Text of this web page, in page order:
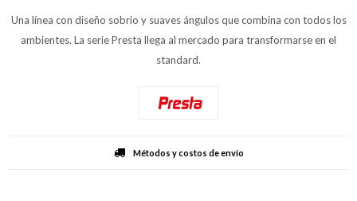
Una línea con diseño sobrio y suaves ángulos que combina con todos los
ambientes. La serie Presta llega al mercado para transformarse en el
standard.
Métodos y costos de envío